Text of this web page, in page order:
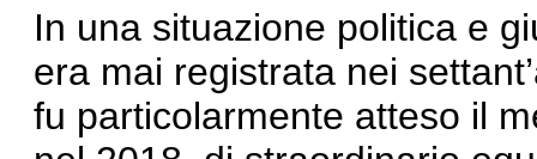
In una situazione politica e
era mai registrata nei
fu particolarmente atteso il